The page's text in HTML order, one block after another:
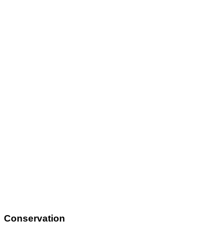
Conservation